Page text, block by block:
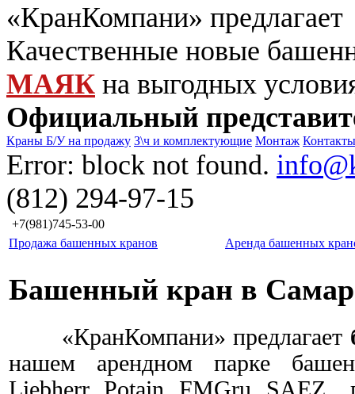
«КранКомпани» предлагает
Качественные новые
МАЯК на выгодных
Официальный
Краны Б/У на продажу З\ч и комплектующие Монтаж Контакты
Error: block not found.
(812) 294-97-15
+7(981)745-53-00
Продажа башенных кранов
Аренда башенных
Башенный кран в
«КранКомпани» предлагает
нашем арендном парке
Liebherr, Potain, FMGru, SAEZ ,